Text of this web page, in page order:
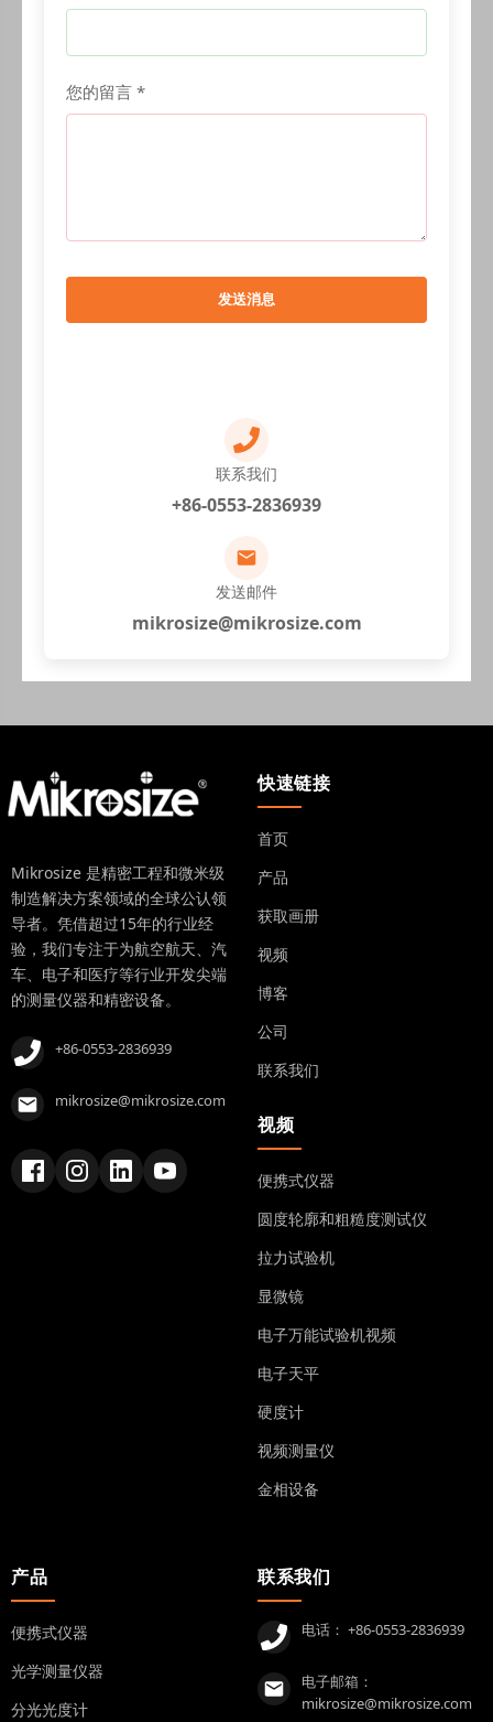
您的留言 *
发送消息
联系我们
+86-0553-2836939
发送邮件
mikrosize@mikrosize.com
Mikrosize 是精密工程和微米级
制造解决方案领域的全球公认领
导者。凭借超过15年的行业经
验，我们专注于为航空航天、汽
车、电子和医疗等行业开发尖端
的测量仪器和精密设备。
+86-0553-2836939
mikrosize@mikrosize.com
快速链接
首页
产品
获取画册
视频
博客
公司
联系我们
视频
便携式仪器
圆度轮廓和粗糙度测试仪
拉力试验机
显微镜
电子万能试验机视频
电子天平
硬度计
视频测量仪
金相设备
产品
便携式仪器
光学测量仪器
分光光度计
联系我们
电话： +86-0553-2836939
电子邮箱：
mikrosize@mikrosize.com